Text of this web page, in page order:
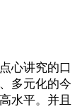
心讲究的口
多元化的今
水平。并且